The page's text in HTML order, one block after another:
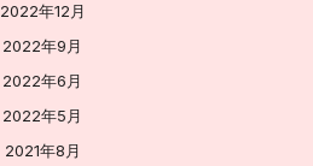
2022年12月
2022年9月
2022年6月
2022年5月
2021年8月